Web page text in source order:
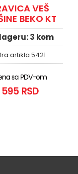
VEŠ
BEKO KT
3 kom
artikla 5421
sa PDV-om
595 RSD